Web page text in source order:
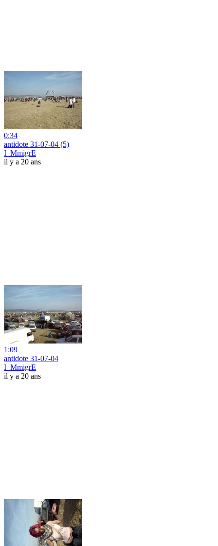
0:34
antidote 31-07-04 (5)
I_MmigrE
il y a 20 ans
1:09
antidote 31-07-04
I_MmigrE
il y a 20 ans